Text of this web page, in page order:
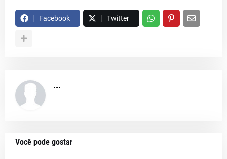
Facebook Twitter
...
Você pode gostar